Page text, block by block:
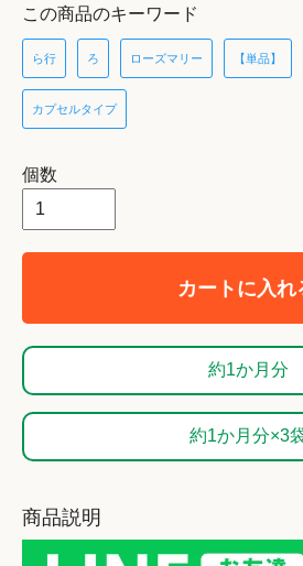
この商品のキーワード
ら行 ろ ローズマリー 【単品】
カプセルタイプ
個数
カートに入れ
約1か月分
約1か月分×3
商品説明